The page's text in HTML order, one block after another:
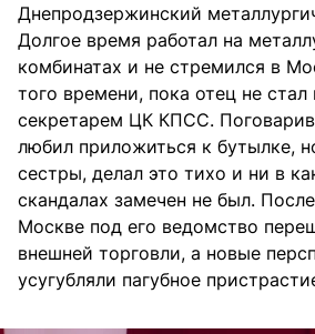
Днепродзержинский
Долгое время работал на
комбинатах и не стремился в
того времени, пока отец не стал
секретарем ЦК КПСС.
любил приложиться к бутылке,
сестры, делал это тихо и ни в
скандалах замечен не был.
Москве под его ведомство
внешней торговли, а новые
усугубляли пагубное